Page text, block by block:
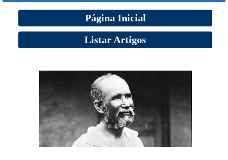
Página Inicial
Listar Artigos